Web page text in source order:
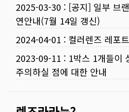
2025-03-30 : [공지] 일부 브
연안내(7월 14일 갱신)
2024-04-01 : 컬러렌즈 레포
2023-09-11 : 1박스 1개들이
주의하실 점에 대한 안내